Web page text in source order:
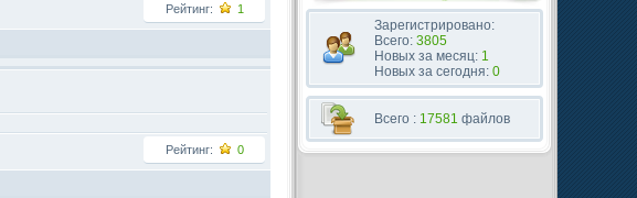
Рейтинг: 1
Рейтинг: 0
Зарегистрировано:
Всего: 3805
Новых за месяц: 1
Новых за сегодня: 0
Всего : 17581 файлов